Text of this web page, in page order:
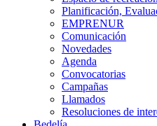
Planificación,
EMPRENUR
Comunicación
Novedades
Agenda
Convocatorias
Campañas
Llamados
Resoluciones de